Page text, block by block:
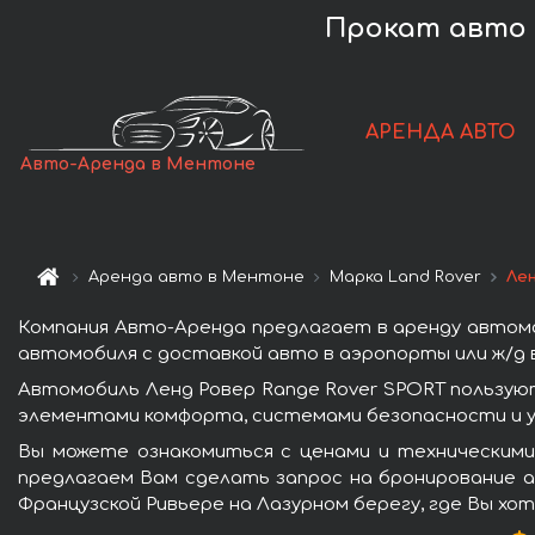
Прокат авто
Авто-Аренда в Ментоне
АРЕНДА АВТО
Аренда авто в Ментоне Марка Land Rover
Компания Авто-Аренда предлагает в аренду
автомобиля с доставкой авто в аэропорты или ж/д
Автомобиль Ленд Ровер Range Rover SPORT
элементами комфорта, системами безопасности и
Вы можете ознакомиться с ценами и
предлагаем Вам сделать запрос на бронирование
Французской Ривьере на Лазурном берегу, где Вы